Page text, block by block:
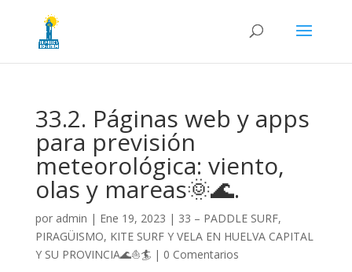
33.2. Páginas web y apps
para previsión
meteorológica: viento,
olas y mareas🌞🌊.
por admin | Ene 19, 2023 | 33 – PADDLE SURF,
PIRAGÜISMO, KITE SURF Y VELA EN HUELVA CAPITAL
Y SU PROVINCIA🌊⛵🏄| 0 Comentarios